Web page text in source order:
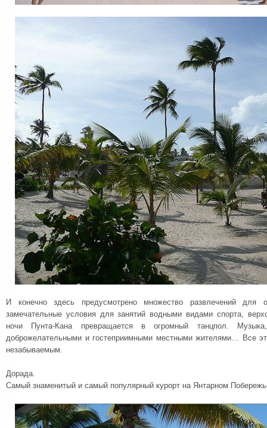
И конечно здесь предусмотрено множество развлечений для
замечательные условия для занятий водными видами спорта,
ночи Пунта-Кана превращается в огромный танцпол.
доброжелательными и гостеприимными местными жителями… Все
незабываемым.
Дорада.
Самый знаменитый и самый популярный курорт на Янтарном